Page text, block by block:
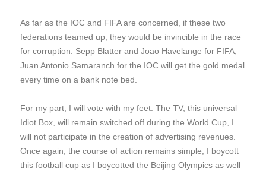
As far as the IOC and FIFA are concerned, if these two
federations teamed up, they would be invincible in the race
for corruption. Sepp Blatter and Joao Havelange for FIFA,
Juan Antonio Samaranch for the IOC will get the gold medal
every time on a bank note bed.
For my part, I will vote with my feet. The TV, this universal
Idiot Box, will remain switched off during the World Cup, I
will not participate in the creation of advertising revenues.
Once again, the course of action remains simple, I boycott
this football cup as I boycotted the Beijing Olympics as well